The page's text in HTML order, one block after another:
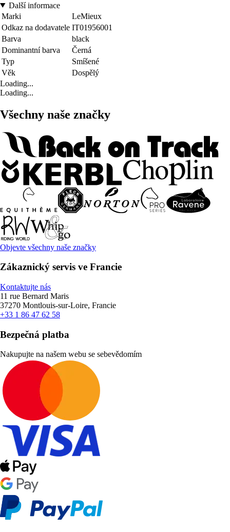
Další informace
Marki
LeMieux
Odkaz na dodavatele IT01956001
Barva
black
Dominantní barva
Černá
Typ
Smíšené
Věk
Dospělý
Loading...
Loading...
Všechny naše značky
Objevte všechny naše značky
Zákaznický servis ve Francie
Kontaktujte nás
11 rue Bernard Maris
37270 Montlouis-sur-Loire, Francie
+33 1 86 47 62 58
Bezpečná platba
Nakupujte na našem webu se sebevědomím